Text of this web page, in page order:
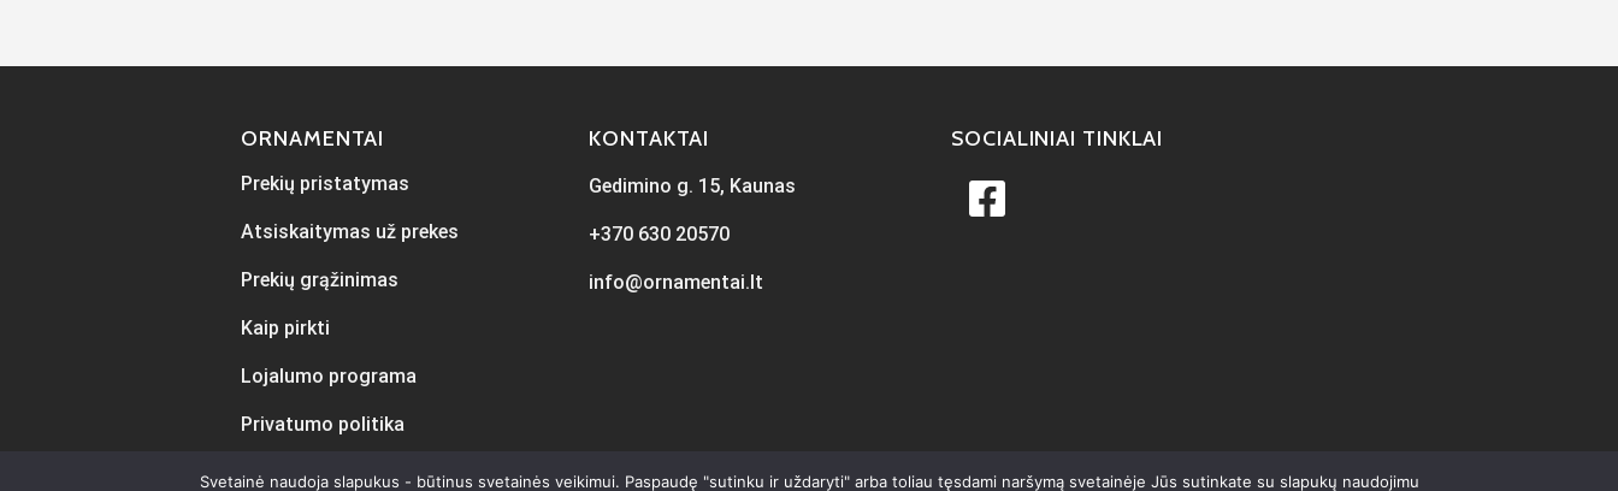
ORNAMENTAI
Prekių pristatymas
Atsiskaitymas už prekes
Prekių grąžinimas
Kaip pirkti
Lojalumo programa
Privatumo politika
KONTAKTAI
Gedimino g. 15, Kaunas
+370 630 20570
info@ornamentai.lt
SOCIALINIAI TINKLAI
Svetainė naudoja slapukus - būtinus svetainės veikimui. Paspaudę "sutinku ir uždaryti" arba toliau tęsdami naršymą svetainėje Jūs sutinkate su slapukų naudojimu